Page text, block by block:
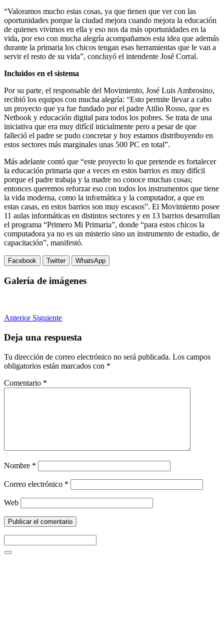
“Valoramos mucho estas cosas, ya que tienen que ver con las
oportunidades porque la ciudad mejora cuando mejora la educación
de quienes vivimos en ella y eso nos da más oportunidades en la
vida, por eso con mucha alegría acompañamos esta idea que además
durante la primaria los chicos tengan esas herramientas que le van a
servir el resto de su vida”, concluyó el intendente José Corral.
Incluidos en el sistema
Por su parte, el responsable del Movimiento, José Luis Ambrosino,
recibió los equipos con mucha alegría: “Esto permite llevar a cabo
un proyecto que ya fue fundado por el padre Atilio Rosso, que es
Netbook y educación digital para todos los pobres. Se trata de una
iniciativa que era muy difícil inicialmente pero a pesar de que
falleció el padre se pudo concretar y hoy estamos distribuyendo en
estos sectores más marginales unas 500 PC en total”.
Más adelante contó que “este proyecto lo que pretende es fortalecer
la educación primaria que a veces en estos barrios es muy difícil
porque el padre trabaja y la madre no conoce muchas cosas;
entonces queremos reforzar eso con todos los instrumentos que tiene
la vida moderna, como la informática y la computador, a que en
estas casas, en estos barrios son muy escasos”. El Movimiento posee
11 aulas informáticas en distintos sectores y en 13 barrios desarrollan
el programa “Primero Mi Primaria”, donde “para estos chicos la
computadora ya no es un misterio sino un instrumento de estudio, de
capacitación”, manifestó.
Facebook Twitter WhatsApp
Galería de imágenes
Anterior Siguiente
Deja una respuesta
Tu dirección de correo electrónico no será publicada. Los campos
obligatorios están marcados con *
Comentario *
Nombre *
Correo electrónico *
Web